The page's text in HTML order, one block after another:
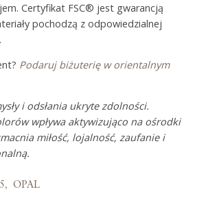
Certyfikat FSC® jest gwarancją
pochodzą z odpowiedzialnej
Podaruj biżuterię w orientalnym
i odsłania ukryte zdolności.
wpływa aktywizująco na ośrodki
miłość, lojalność, zaufanie i
OPAL